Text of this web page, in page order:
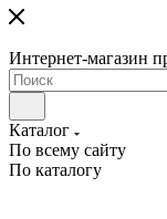
Интернет-магазин
Каталог
По всему сайту
По каталогу